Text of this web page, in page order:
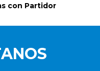
con Partidor